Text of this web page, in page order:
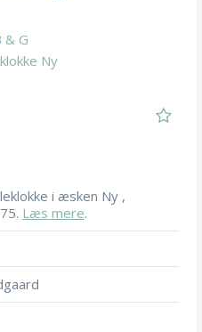
i æsken Ny ,
Læs mere.